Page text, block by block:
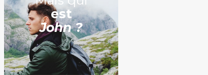
est
John ?